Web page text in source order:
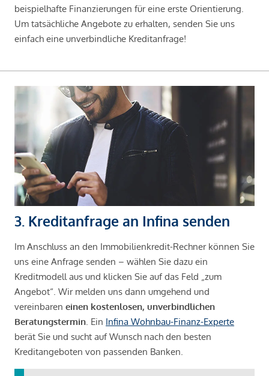
beispielhafte Finanzierungen für eine erste Orientierung.
Um tatsächliche Angebote zu erhalten, senden Sie uns
einfach eine unverbindliche Kreditanfrage!
3. Kreditanfrage an Infina senden
Im Anschluss an den Immobilienkredit-Rechner können Sie
uns eine Anfrage senden – wählen Sie dazu ein
Kreditmodell aus und klicken Sie auf das Feld „zum
Angebot“. Wir melden uns dann umgehend und
vereinbaren einen kostenlosen, unverbindlichen
Beratungstermin . Ein Infina Wohnbau-Finanz-Experte
berät Sie und sucht auf Wunsch nach den besten
Kreditangeboten von passenden Banken.